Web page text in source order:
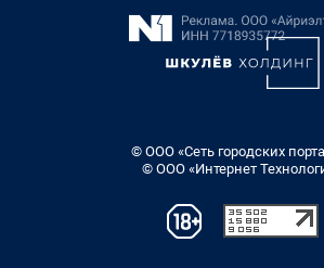
© ООО «Сеть городских
© ООО «Интернет